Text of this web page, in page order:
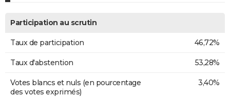
Participation au scrutin
Taux de participation 46,72%
Taux d'abstention 53,28%
Votes blancs et nuls (en pourcentage
des votes exprimés)
3,40%